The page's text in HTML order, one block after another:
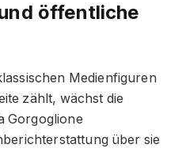
öffentliche
Medienfiguren
zählt, wächst die
Gorgoglione
über sie